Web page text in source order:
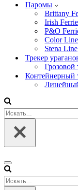
Паромы
Brittany
Irish
P&O
Color Line
Stena Line
Трекер
Грозовой
Контейнерный
Искать...
Меню
навигации
Искать...